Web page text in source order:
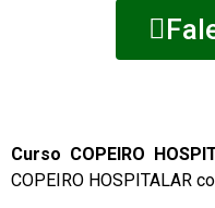
Curso COPEIRO
COPEIRO HOSPITALAR